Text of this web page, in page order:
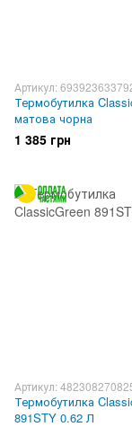
Артикул:
Термобутилка
матова чорна
1 385 грн
Артикул:
Термобутилка
891STY 0.62 Л